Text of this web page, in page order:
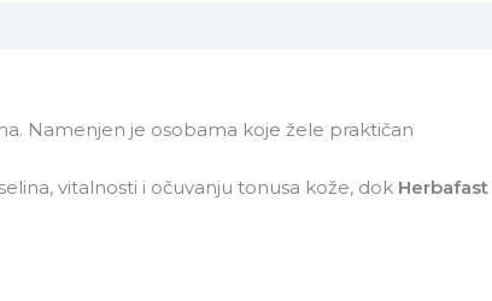
Namenjen je osobama koje žele praktičan
vitalnosti i očuvanju tonusa kože, dok Herbafast